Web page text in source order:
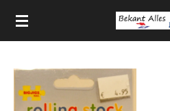
Ga
direct
hoofdinhoud